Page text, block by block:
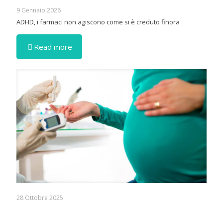
9 Gennaio 2026
ADHD, i farmaci non agiscono come si è creduto finora
Read more
28 Ottobre 2025